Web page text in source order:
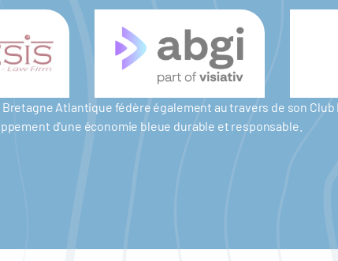
Atlantique fédère également au travers de son
d'une économie bleue durable et responsable.